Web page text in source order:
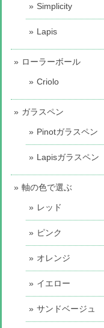
Simplicity
Lapis
ローラーボール
Criolo
ガラスペン
Pinotガラスペン
Lapisガラスペン
軸の色で選ぶ
レッド
ピンク
オレンジ
イエロー
サンドベージュ